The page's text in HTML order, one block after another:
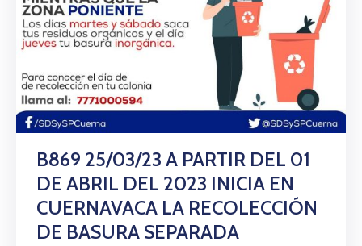
B869 25/03/23 A PARTIR DEL 01
DE ABRIL DEL 2023 INICIA EN
CUERNAVACA LA RECOLECCIÓN
DE BASURA SEPARADA